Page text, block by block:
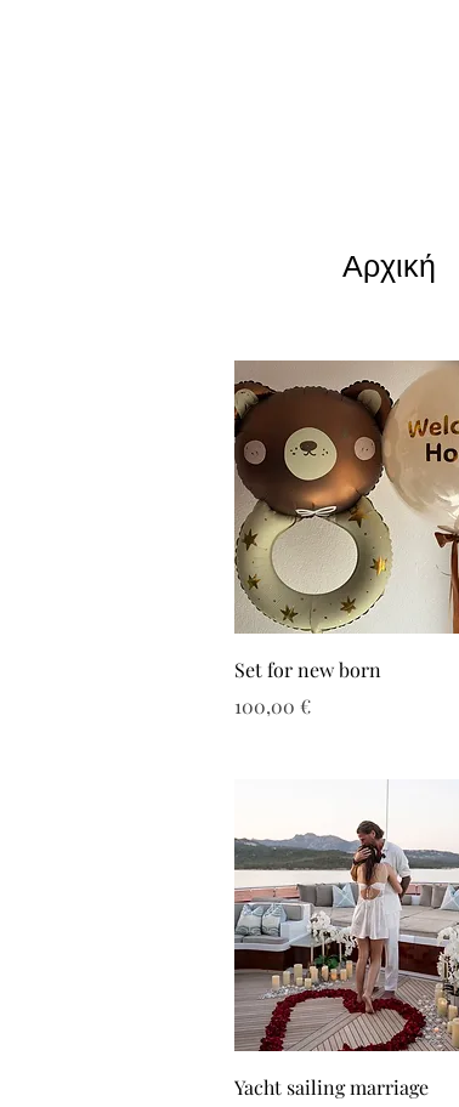
Αρχική
Set for new born
Τιμή
100,00 €
Yacht sailing marriage